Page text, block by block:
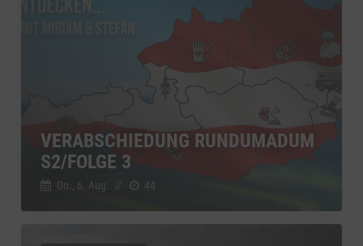
VERABSCHIEDUNG RUNDUMADUM
S2/FOLGE 3
Do., 6. Aug. // 44